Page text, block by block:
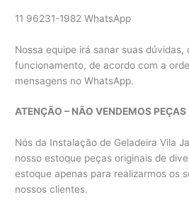
11 96231-1982 WhatsApp
Nossa equipe irá sanar suas dúvidas,
funcionamento, de acordo com a
mensagens no WhatsApp.
ATENÇÃO – NÃO VENDEMOS PEÇAS
Nós da Instalação de Geladeira Vila
nosso estoque peças originais de
estoque apenas para realizarmos os
nossos clientes.